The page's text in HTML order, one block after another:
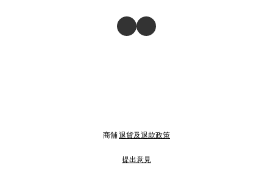
商舖退貨及退款政策
提出意見